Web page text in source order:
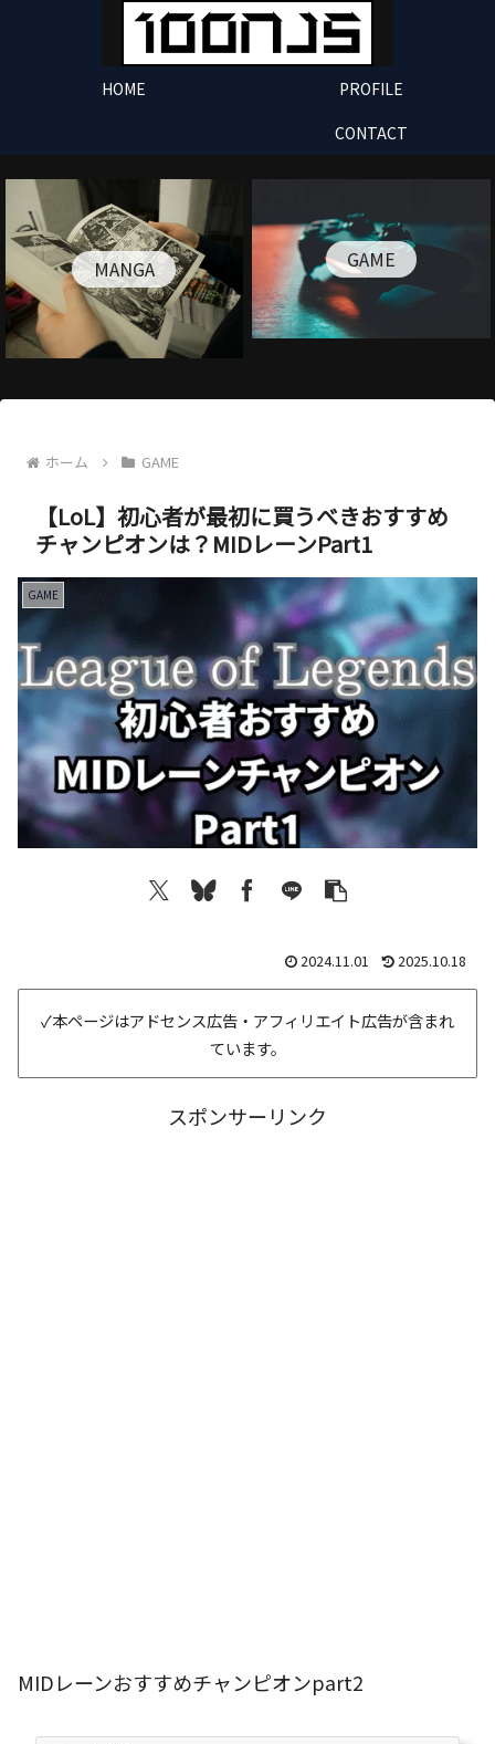
HOME
PROFILE
CONTACT
MANGA GAME
ホーム GAME
【LoL】初心者が最初に買うべきおすすめ
チャンピオンは？MIDレーンPart1
GAME
2024.11.01 2025.10.18
✓本ページはアドセンス広告・アフィリエイト広告が含まれ
ています。
スポンサーリンク
MIDレーンおすすめチャンピオンpart2